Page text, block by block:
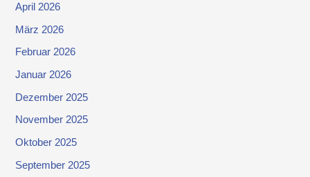
April 2026
März 2026
Februar 2026
Januar 2026
Dezember 2025
November 2025
Oktober 2025
September 2025